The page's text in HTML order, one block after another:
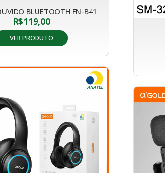
BLUETOOTH FN-B41
R$119,00
VER PRODUTO